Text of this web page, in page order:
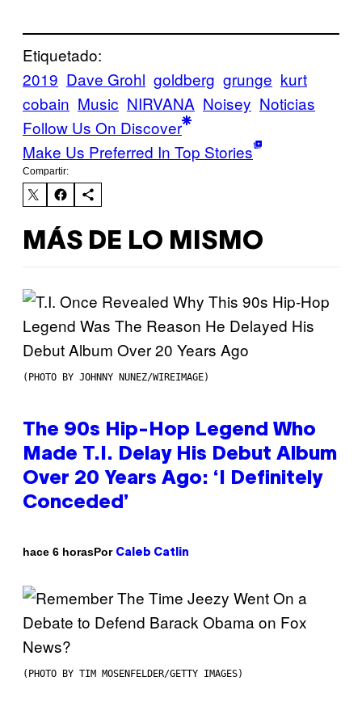
Etiquetado:
2019 Dave Grohl goldberg grunge kurt
cobain Music NIRVANA Noisey Noticias
Follow Us On Discover
Make Us Preferred In Top Stories
Compartir:
MÁS DE LO MISMO
(PHOTO BY JOHNNY NUNEZ/WIREIMAGE)
The 90s Hip-Hop Legend Who
Made T.I. Delay His Debut Album
Over 20 Years Ago: ‘I Definitely
Conceded’
hace 6 horasPor Caleb Catlin
(PHOTO BY TIM MOSENFELDER/GETTY IMAGES)